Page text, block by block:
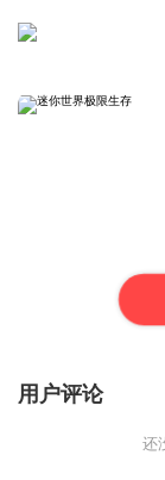
用户评论
还